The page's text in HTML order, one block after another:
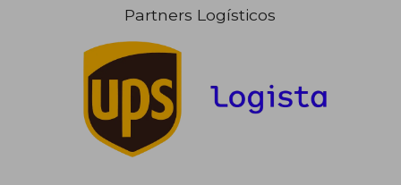
Partners Logísticos